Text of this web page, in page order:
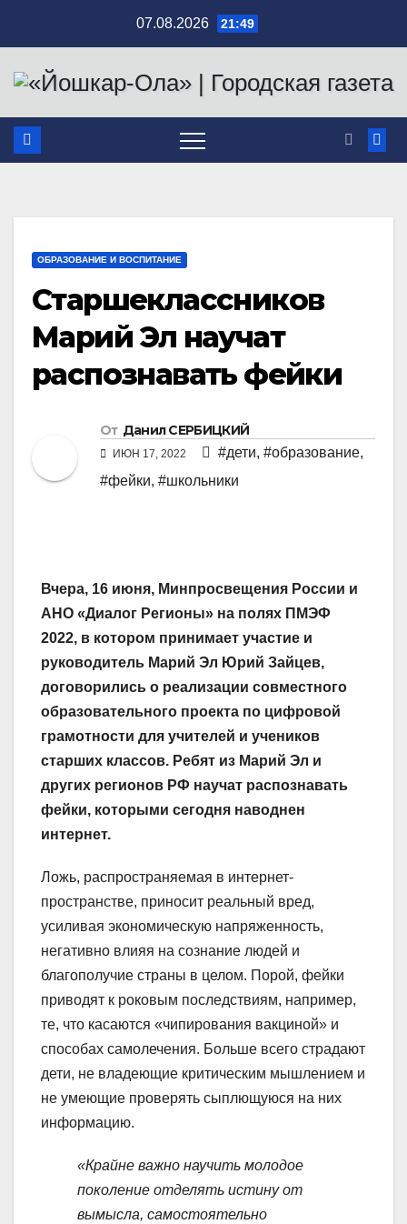
содержимому
07.08.2026 21:49
ОБРАЗОВАНИЕ И ВОСПИТАНИЕ
Старшеклассников
Марий Эл научат
распознавать фейки
От Данил СЕРБИЦКИЙ
ИЮН 17, 2022 #дети, #образование,
#фейки, #школьники
Вчера, 16 июня, Минпросвещения России и
АНО «Диалог Регионы» на полях ПМЭФ
2022, в котором принимает участие и
руководитель Марий Эл Юрий Зайцев,
договорились о реализации совместного
образовательного проекта по цифровой
грамотности для учителей и учеников
старших классов. Ребят из Марий Эл и
других регионов РФ научат распознавать
фейки, которыми сегодня наводнен
интернет.
Ложь, распространяемая в интернет-
пространстве, приносит реальный вред,
усиливая экономическую напряженность,
негативно влияя на сознание людей и
благополучие страны в целом. Порой, фейки
приводят к роковым последствиям, например,
те, что касаются «чипирования вакциной» и
способах самолечения. Больше всего страдают
дети, не владеющие критическим мышлением и
не умеющие проверять сыплющуюся на них
информацию.
«Крайне важно научить молодое
поколение отделять истину от
вымысла, самостоятельно